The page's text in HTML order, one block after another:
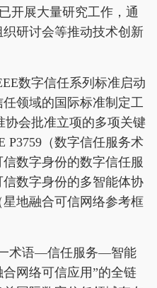
开展大量研究工作，通
研讨会等推动技术创新
数字信任系列标准启动
领域的国际标准制定工
协会批准立项的多项关键
P3759（数字信任服务术
数字身份的数字信任服
信数字身份的多智能体协
星地融合可信网络参考框
术语—信任服务—智能
网络可信应用”的全链